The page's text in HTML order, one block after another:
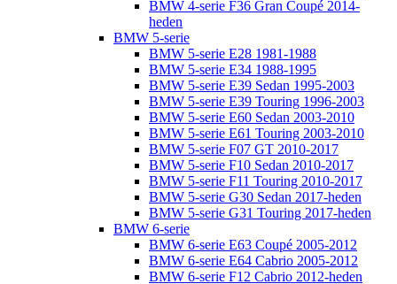
BMW 4-serie F36 Gran Coupé 2014-
heden
BMW 5-serie
BMW 5-serie E28 1981-1988
BMW 5-serie E34 1988-1995
BMW 5-serie E39 Sedan 1995-2003
BMW 5-serie E39 Touring 1996-2003
BMW 5-serie E60 Sedan 2003-2010
BMW 5-serie E61 Touring 2003-2010
BMW 5-serie F07 GT 2010-2017
BMW 5-serie F10 Sedan 2010-2017
BMW 5-serie F11 Touring 2010-2017
BMW 5-serie G30 Sedan 2017-heden
BMW 5-serie G31 Touring 2017-heden
BMW 6-serie
BMW 6-serie E63 Coupé 2005-2012
BMW 6-serie E64 Cabrio 2005-2012
BMW 6-serie F12 Cabrio 2012-heden